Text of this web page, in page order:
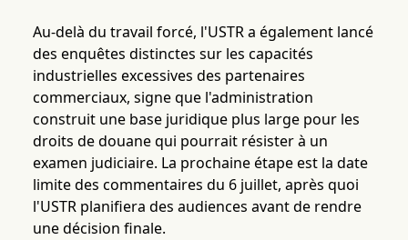
Au-delà du travail forcé, l'USTR a également lancé
des enquêtes distinctes sur les capacités
industrielles excessives des partenaires
commerciaux, signe que l'administration
construit une base juridique plus large pour les
droits de douane qui pourrait résister à un
examen judiciaire. La prochaine étape est la date
limite des commentaires du 6 juillet, après quoi
l'USTR planifiera des audiences avant de rendre
une décision finale.